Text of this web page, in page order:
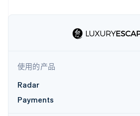
Climate
媒体与娱乐
非营利组织
联系销售
使用的产品
Radar
Payments